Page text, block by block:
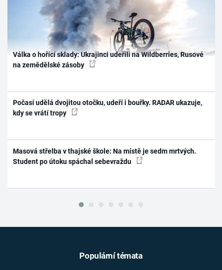
Válka o hořící sklady: Ukrajinci udeřili na Wildberries, Rusové
na zemědělské zásoby
Počasí udělá dvojitou otočku, udeří i bouřky. RADAR ukazuje,
kdy se vrátí tropy
Masová střelba v thajské škole: Na místě je sedm mrtvých.
Student po útoku spáchal sebevraždu
Populární témata